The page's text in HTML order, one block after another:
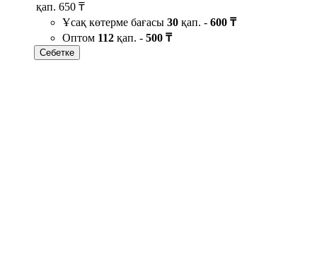
қап. 650 ₸
Ұсақ көтерме бағасы 30 қап. - 600 ₸
Оптом 112 қап. - 500 ₸
Себетке